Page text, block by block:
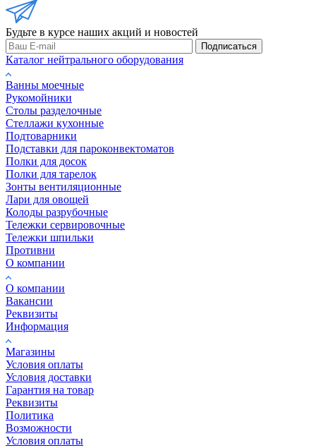
Будьте в курсе наших акций и новостей
Подписаться
Каталог нейтрального оборудования
Ванны моечные
Рукомойники
Столы разделочные
Стеллажи кухонные
Подтоварники
Подставки для пароконвектоматов
Полки для досок
Полки для тарелок
Зонты вентиляционные
Лари для овощей
Колоды разрубочные
Тележки сервировочные
Тележки шпильки
Противни
О компании
О компании
Вакансии
Реквизиты
Информация
Магазины
Условия оплаты
Условия доставки
Гарантия на товар
Реквизиты
Политика
Возможности
Условия оплаты